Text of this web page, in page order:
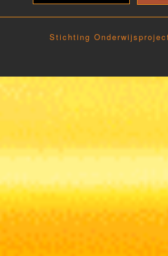
Stichting